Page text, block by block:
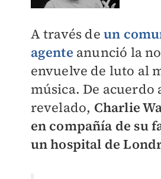
A través de un
agente anunció la
envuelve de luto al
música. De acuerdo
revelado, Charlie
en compañía de su
un hospital de